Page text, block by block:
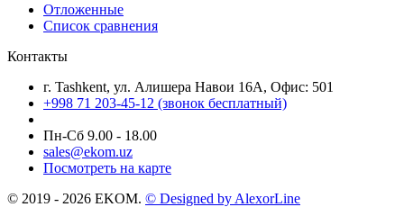
Отложенные
Список сравнения
Контакты
г. Tashkent, ул. Алишера Навои 16А, Офис: 501
+998 71 203-45-12 (звонок бесплатный)
Пн-Cб 9.00 - 18.00
sales@ekom.uz
Посмотреть на карте
© 2019 - 2026 EKOM. © Designed by AlexorLine